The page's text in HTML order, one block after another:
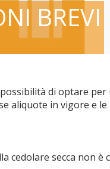
BREVI
di optare
aliquote in vigore e
cedolare secca non